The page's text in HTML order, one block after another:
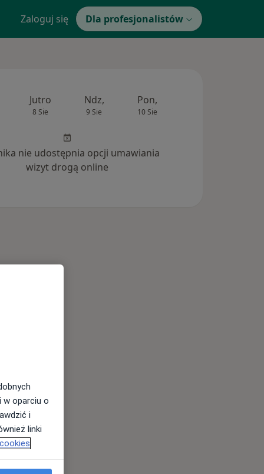
Zaloguj się Dla profesjonalistów
Jutro
8 Sie
Ndz,
9 Sie
Pon,
10 Sie
nie udostępnia opcji umawiania
wizyt drogą online
w oparciu o
i
linki